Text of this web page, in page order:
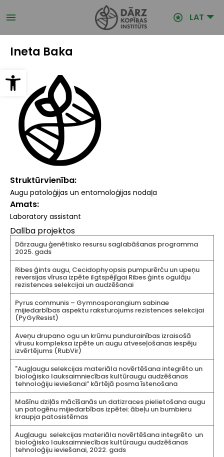
Open toolbar
uz
galveno LAT
Ineta Baka
Struktūrvienība
Augu patoloģijas un entomoloģijas nodaļa
Amats
Laboratory assistant
Dalība projektos
Dārzaugu ģenētisko resursu saglabāšanas programma
2025. gads
Ribes ģints augu, Cecidophyopsis pumpurērču un upeņu
reversijas vīrusa izpēte ilgtspējīgai Ribes ģints ogulāju
rezistences selekcijai un audzēšanai
Pyrus communis – Gymnosporangium sabinae
mijiedarbības aspektu raksturojums rezistences selekcijai
(PyGyResist)
Aveņu drupano ogu un krūmu pundurainības izraisošā
vīrusu kompleksa izpēte un augu atveseļošanas iespēju
izvērtējums (RubVir)
"Augļaugu selekcijas materiāla novērtēšana integrēto un
bioloģisko lauksaimniecības kultūraugu audzēšanas
tehnoloģiju ieviešanai” kārtējā posma īstenošana
Mašīnu dziļās mācīšanās un datizraces pielietošana augu
un patogēnu mijiedarbības izpētei: ābeļu un bumbieru
kraupja patosistēmas
Augļaugu selekcijas materiāla novērtēšana integrēto un
bioloģisko lauksaimniecības kultūraugu audzēšanas
tehnoloģiju ieviešanai, 2022. gads